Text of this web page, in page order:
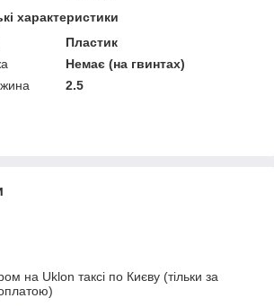
характеристики
Пластик
Немає (на гвинтах)
2.5
на Uklon таксі по Києву (тільки за